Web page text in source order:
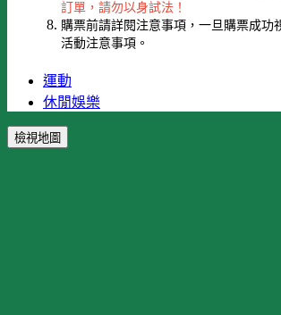
訂單，請勿以身試法！
購票前請詳閱注意事項，一旦購票成功
活動注意事項。
運動
休閒娛樂
檢視地圖